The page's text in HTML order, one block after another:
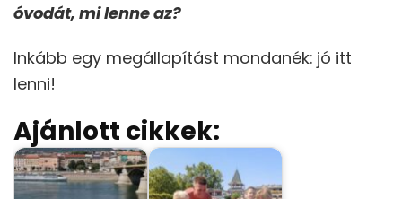
óvodát, mi lenne az?
Inkább egy megállapítást mondanék: jó itt
lenni!
Ajánlott cikkek: